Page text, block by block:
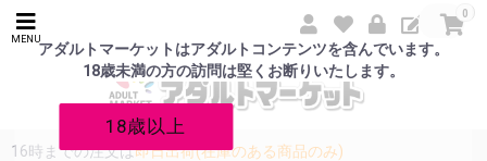
アダルトマーケットはアダルトコンテンツを含んでいます。
18歳未満の方の訪問は堅くお断りいたします。
18歳以上
MENU
0
16時までの注文は即日出荷(在庫のある商品のみ)